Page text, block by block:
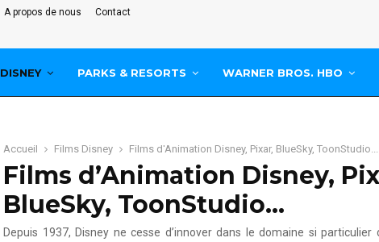
A propos de nous Contact
DISNEY PARKS & RESORTS WARNER BROS. HBO
Accueil Films Disney Films d'Animation Disney, Pixar, BlueSky, ToonStudio...
Films d’Animation Disney,
BlueSky, ToonStudio…
Depuis 1937, Disney ne cesse d’innover dans le domaine si particulier